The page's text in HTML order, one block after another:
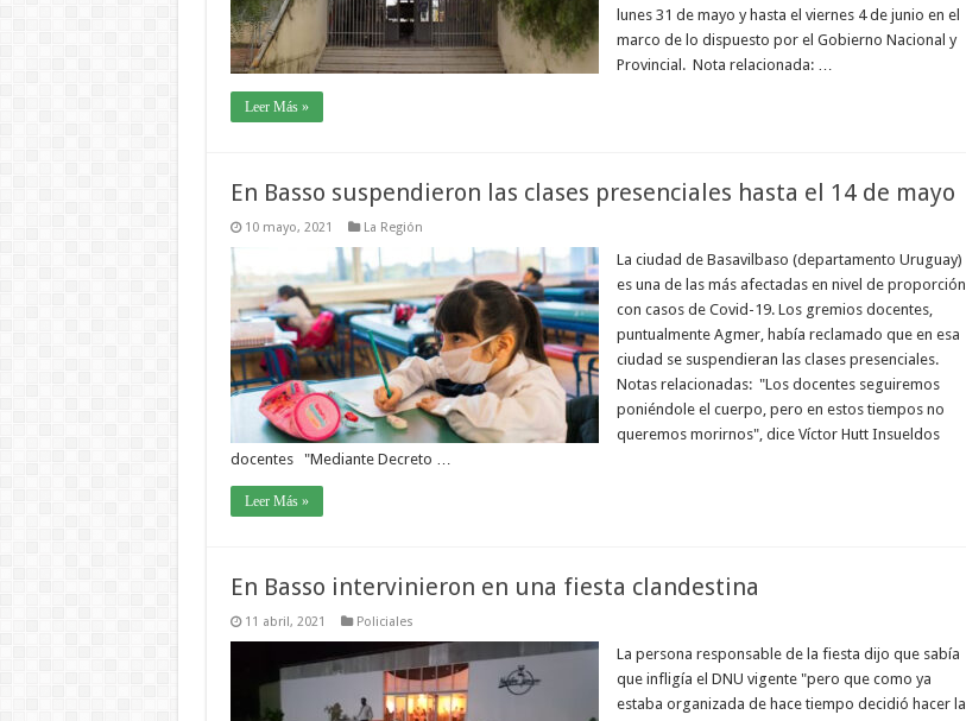
lunes 31 de mayo y hasta el viernes 4 de junio en el
marco de lo dispuesto por el Gobierno Nacional y
Provincial. Nota relacionada: …
Leer Más »
En Basso suspendieron las clases presenciales hasta el 14 de mayo
10 mayo, 2021 La Región
La ciudad de Basavilbaso (departamento Uruguay)
es una de las más afectadas en nivel de proporción
con casos de Covid-19. Los gremios docentes,
puntualmente Agmer, había reclamado que en esa
ciudad se suspendieran las clases presenciales.
Notas relacionadas: "Los docentes seguiremos
poniéndole el cuerpo, pero en estos tiempos no
queremos morirnos", dice Víctor Hutt Insueldos
docentes "Mediante Decreto …
Leer Más »
En Basso intervinieron en una fiesta clandestina
11 abril, 2021 Policiales
La persona responsable de la fiesta dijo que sabía
que infligía el DNU vigente "pero que como ya
estaba organizada de hace tiempo decidió hacer la